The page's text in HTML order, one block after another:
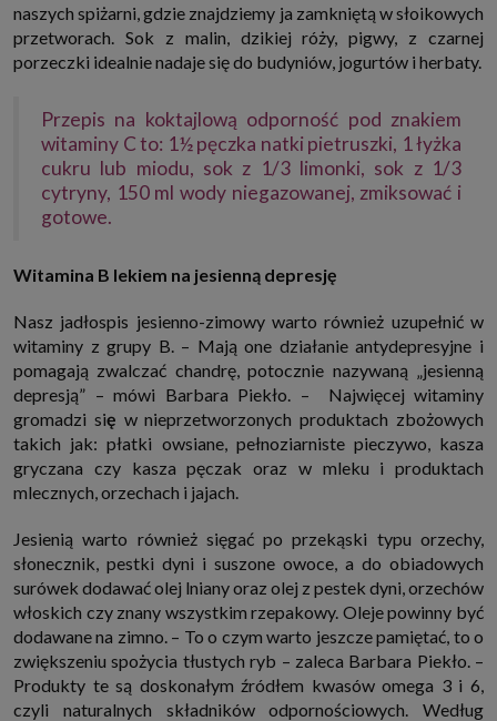
podstawą przetwarzania danych jest uzasadniony interes administratora,
do czasu zgłoszenia przez Ciebie skutecznego sprzeciwu.
Administratorzy danych mogą powierzać Twoje dane podwykonawcom IT,
podstawie umowy o powierzenie przetwarzania danych zobowiązującej
taki podmiot do odpowiedniego zabezpieczenia danych i niekorzystania z
nich do własnych celów.
Cookies
Na naszych stronach używamy znaczników internetowych takich jak pliki
np. cookie lub local storage do zbierania i przetwarzania danych
osobowych w celu personalizowania treści i reklam oraz analizowania
Partnerzy, którzy także chcą dopasowywać reklamy do Twoich preferencji.
które przeglądarka wysyła do serwera przy każdorazowym wejściu na
stronę z tego urządzenia, podczas gdy odwiedzasz strony w Internecie.
Szczegółową informację na temat plików cookie i ich funkcjonowania
znajdzieszpod tym linkiem. Pod tym linkiem znajdziesz także informację
o tym jak zmienić ustawienia przeglądarki, aby ograniczyć lub wyłączyć
funkcjonowanie plików cookies itp. oraz jak usunąć takie pliki z Twojego
urządzenia.
Twoje uprawnienia
Przysługują Ci następujące uprawnienia wobec Twoich danych i ich
przetwarzania przez nas, inne podmioty z Grupy SAGIER i Zaufanych
1. Jeśli udzieliłeś zgody na przetwarzanie danych możesz ją w każdej
chwili wycofać (cofnięcie zgody oczywiście nie uchyli zgodności z prawem
przetwarzania już dokonanego na jej podstawie);
2. Masz również prawo żądania dostępu do Twoich danych osobowych, ich
sprostowania, usunięcia lub ograniczenia przetwarzania, prawo do
przeniesienia danych, wyrażenia sprzeciwu wobec przetwarzania danych
oraz prawo do wniesienia skargi do organu nadzorczego, którym w Polsce
jest Prezes Urzędu Ochrony Danych Osobowych.Pod tym adresem
znajdziesz dodatkowe informacje dotyczące przetwarzania danych i
Twoich uprawnień.
naszych spiżarni, gdzie znajdziemy ja zamkniętą w słoikowych
przetworach. Sok z malin, dzikiej róży, pigwy, z czarnej
porzeczki idealnie nadaje się do budyniów, jogurtów i herbaty.
Przepis na koktajlową odporność pod znakiem
witaminy C to: 1½ pęczka natki pietruszki, 1 łyżka
cukru lub miodu, sok z 1/3 limonki, sok z 1/3
cytryny, 150 ml wody niegazowanej, zmiksować i
gotowe.
Witamina B lekiem na jesienną depresję
Nasz jadłospis jesienno-zimowy warto również uzupełnić w
witaminy z grupy B. – Mają one działanie antydepresyjne i
pomagają zwalczać chandrę, potocznie nazywaną „jesienną
depresją” – mówi Barbara Piekło. – Najwięcej witaminy
gromadzi się w nieprzetworzonych produktach zbożowych
takich jak: płatki owsiane, pełnoziarniste pieczywo, kasza
gryczana czy kasza pęczak oraz w mleku i produktach
mlecznych, orzechach i jajach.
Jesienią warto również sięgać po przekąski typu orzechy,
słonecznik, pestki dyni i suszone owoce, a do obiadowych
surówek dodawać olej lniany oraz olej z pestek dyni, orzechów
włoskich czy znany wszystkim rzepakowy. Oleje powinny być
dodawane na zimno. – To o czym warto jeszcze pamiętać, to o
zwiększeniu spożycia tłustych ryb – zaleca Barbara Piekło. –
Produkty te są doskonałym źródłem kwasów omega 3 i 6,
czyli naturalnych składników odpornościowych. Według